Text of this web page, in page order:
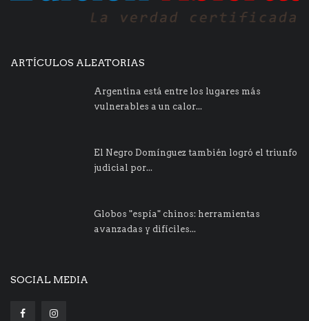
ARTÍCULOS ALEATORIAS
Argentina está entre los lugares más
vulnerables a un calor...
El Negro Domínguez también logró el triunfo
judicial por...
Globos "espía" chinos: herramientas
avanzadas y difíciles...
SOCIAL MEDIA